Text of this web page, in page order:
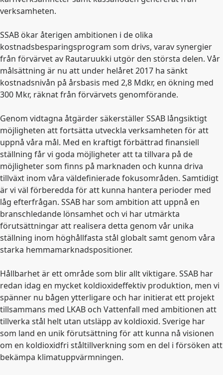
verksamheten.
SSAB ökar återigen ambitionen i de olika
kostnadsbesparingsprogram som drivs, varav synergier
från förvärvet av Rautaruukki utgör den största delen. Vår
målsättning är nu att under helåret 2017 ha sänkt
kostnadsnivån på årsbasis med 2,8 Mdkr, en ökning med
300 Mkr, räknat från förvärvets genomförande.
Genom vidtagna åtgärder säkerställer SSAB långsiktigt
möjligheten att fortsätta utveckla verksamheten för att
uppnå våra mål. Med en kraftigt förbättrad finansiell
ställning får vi goda möjligheter att ta tillvara på de
möjligheter som finns på marknaden och kunna driva
tillväxt inom våra väldefinierade fokusområden. Samtidigt
är vi väl förberedda för att kunna hantera perioder med
låg efterfrågan. SSAB har som ambition att uppnå en
branschledande lönsamhet och vi har utmärkta
förutsättningar att realisera detta genom vår unika
ställning inom höghållfasta stål globalt samt genom våra
starka hemmamarknadspositioner.
Hållbarhet är ett område som blir allt viktigare. SSAB har
redan idag en mycket koldioxideffektiv produktion, men vi
spänner nu bågen ytterligare och har initierat ett projekt
tillsammans med LKAB och Vattenfall med ambitionen att
tillverka stål helt utan utsläpp av koldioxid. Sverige har
som land en unik förutsättning för att kunna nå visionen
om en koldioxidfri ståltillverkning som en del i försöken att
bekämpa klimatuppvärmningen.